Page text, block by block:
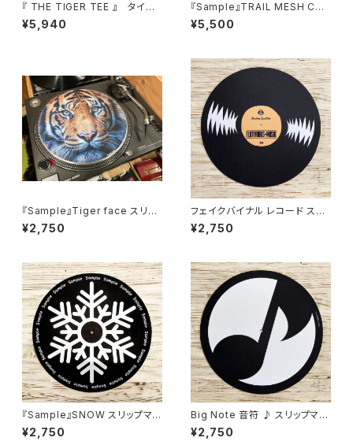
『 THE TIGER TEE 』 タイガ
ー フェイス Tシャツ 虎柄 虎顔
T.T.T【Sample】
¥5,940
『Sample』TRAIL MESH CAP
トレイルメッシュキャップ
¥5,500
『Sample』Tiger face スリッ
プマット ターンテーブルマット フ
ェルト製 12インチ
¥2,750
フェイクバイナル レコード スリ
ップマット ターンテーブルマット
フェルト製 12インチ
¥2,750
『Sample』SNOW スリップマッ
ト ターンテーブルマット フェルト
製 12インチ
¥2,750
Big Note 音符 ♪ スリップマッ
ト ターンテーブルマット フェルト
製 12インチ
¥2,750